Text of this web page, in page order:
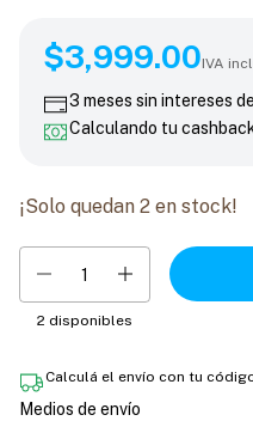
$3,999.00
$3,999.00IVA
3 meses sin intereses de
Calculando tu
¡Solo quedan 2 en stock!
2 disponibles
Calculá el envío con tu
Entregas para el CP:
Medios de envío